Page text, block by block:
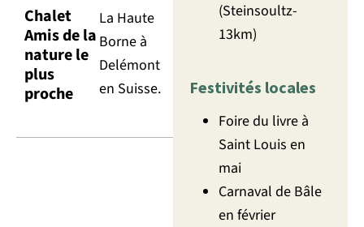
Chalet
Amis de la
nature le
plus
proche
La Haute
Borne à
Delémont
en Suisse.
(Steinsoultz-
13km)
Festivités locales
Foire du livre à
Saint Louis en
mai
Carnaval de Bâle
en février